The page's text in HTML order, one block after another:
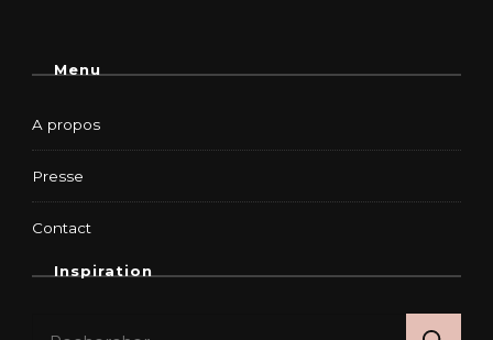
Menu
A propos
Presse
Contact
Inspiration